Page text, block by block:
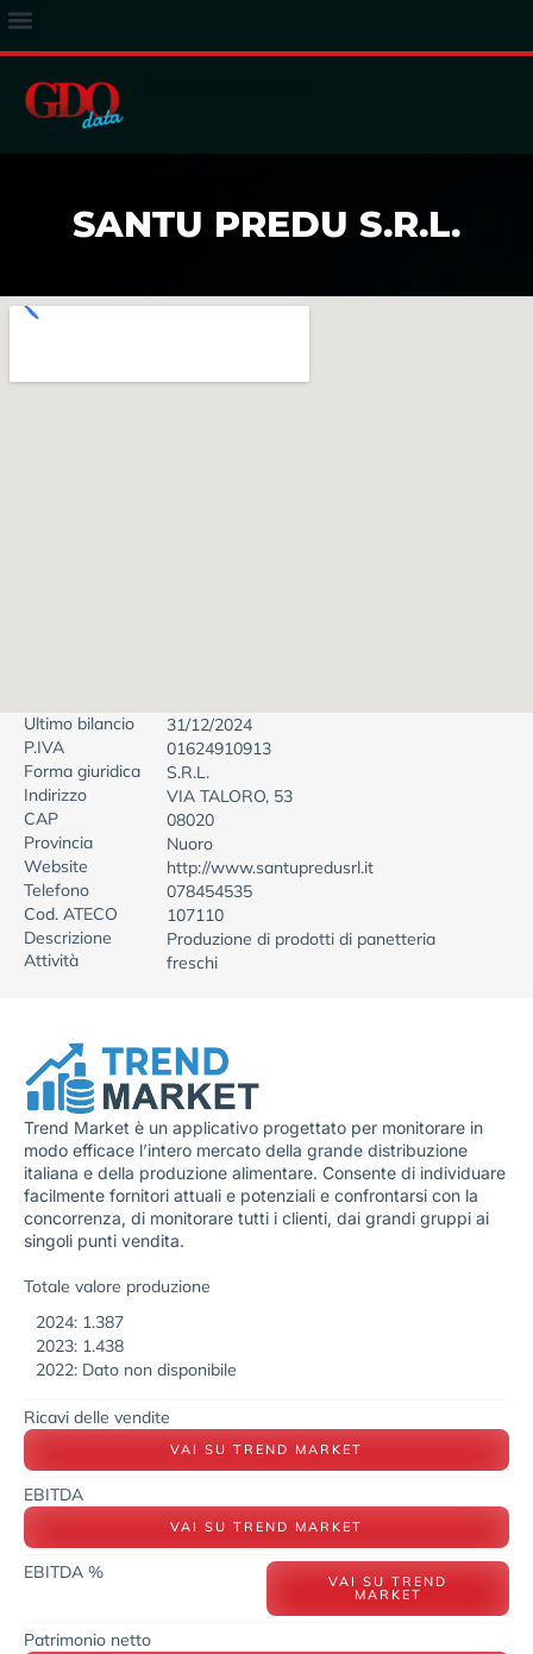
SANTU PREDU S.R.L.
Ultimo bilancio
31/12/2024
P.IVA
01624910913
Forma giuridica
S.R.L.
Indirizzo
VIA TALORO, 53
CAP
08020
Provincia
Nuoro
Website
http://www.santupredusrl.it
Telefono
078454535
Cod. ATECO
107110
Descrizione
Attività
Produzione di prodotti di panetteria
freschi
Trend Market è un applicativo progettato per monitorare in
modo efficace l’intero mercato della grande distribuzione
italiana e della produzione alimentare. Consente di individuare
facilmente fornitori attuali e potenziali e confrontarsi con la
concorrenza, di monitorare tutti i clienti, dai grandi gruppi ai
singoli punti vendita.
Totale valore produzione
2024: 1.387
2023: 1.438
2022: Dato non disponibile
Ricavi delle vendite
VAI SU TREND MARKET
EBITDA
VAI SU TREND MARKET
EBITDA % VAI SU TREND
MARKET
Patrimonio netto